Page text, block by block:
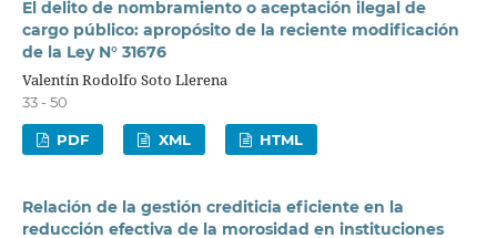
El delito de nombramiento o aceptación ilegal de
cargo público: apropósito de la reciente modificación
de la Ley N° 31676
Valentín Rodolfo Soto Llerena
33 - 50
PDF XML HTML
Relación de la gestión crediticia eficiente en la
reducción efectiva de la morosidad en instituciones